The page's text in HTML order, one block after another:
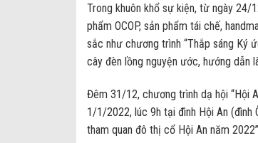
Trong khuôn khổ sự kiện, từ ngày 24/
phẩm OCOP, sản phẩm tái chế,
sắc như chương trình “Thắp sáng Ký
cây đèn lồng nguyện ước, hướng dẫn
Đêm 31/12, chương trình dạ hội “Hội
1/1/2022, lúc 9h tại đình Hội An (đình
tham quan đô thị cổ Hội An năm